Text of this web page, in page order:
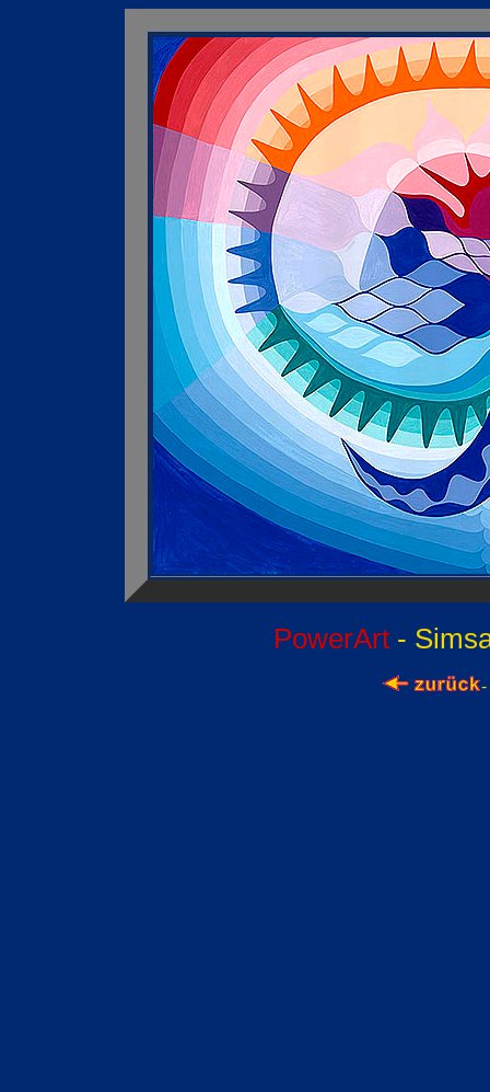
PowerArt -
-